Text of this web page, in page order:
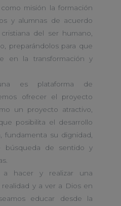
misión la formación
y alumnas de acuerdo
del ser humano,
preparándolos para que
en la transformación y
es plataforma de
ofrecer el proyecto
un proyecto atractivo,
posibilita el desarrollo
fundamenta su dignidad,
búsqueda de sentido y
a hacer y realizar una
y a ver a Dios en
educar desde la